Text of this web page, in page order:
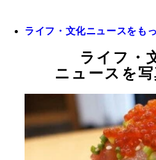
ライフ・文化ニュースをも
ライフ・
ニュースを